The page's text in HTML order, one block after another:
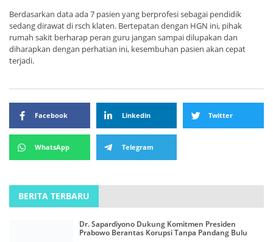
Berdasarkan data ada 7 pasien yang berprofesi sebagai pendidik
sedang dirawat di rsch klaten. Bertepatan dengan HGN ini, pihak
rumah sakit berharap peran guru jangan sampai dilupakan dan
diharapkan dengan perhatian ini, kesembuhan pasien akan cepat
terjadi.
Facebook Linkedin Twitter
WhatsApp Telegram
BERITA TERBARU
Dr. Sapardiyono Dukung Komitmen Presiden
Prabowo Berantas Korupsi Tanpa Pandang Bulu